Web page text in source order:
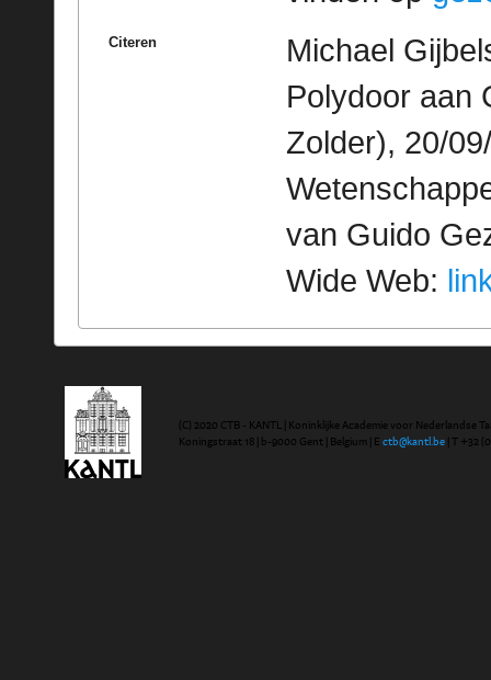
Citeren
Michael
Polydoor aan
Zolder), 20/
van Guido
Wide Web:
(C) 2020 CTB - KANTL | Koninklijke Academie voor Nederlandse
Koningstraat 18 | b-9000 Gent | Belgium | E ctb@kantl.be | T +32